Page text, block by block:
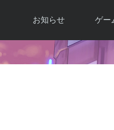
お知らせ
お知らせ一覧
ゲー
ソウ